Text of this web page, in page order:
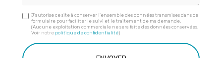
J'autorise ce site à conserver l'ensemble des données transmises dans ce
formulaire pour faciliter le suivi et le traitement de ma demande.
(Aucune exploitation commerciale ne sera faite des données conservées.
Voir notre politique de confidentialité)